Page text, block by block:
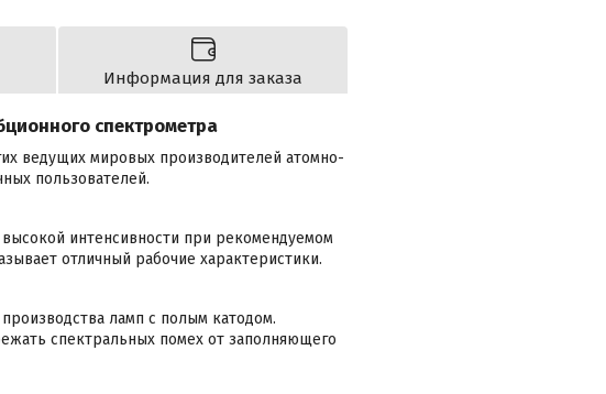
Информация для заказа
спектрометра
ведущих мировых производителей атомно-
пользователей.
интенсивности при рекомендуемом
отличный рабочие характеристики.
ламп с полым катодом.
спектральных помех от заполняющего